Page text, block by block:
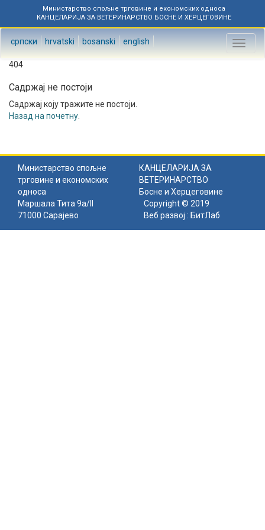
Министарство спољне трговине и економских односа
КАНЦЕЛАРИЈА ЗА ВЕТЕРИНАРСТВО БОСНЕ И ХЕРЦЕГОВИНЕ
српски hrvatski bosanski english
Toggle
404
Садржај не постоји
Садржај коју тражите не постоји.
Назад на почетну
Министарство спољне
трговине и економских
односа
КАНЦЕЛАРИЈА ЗА
ВЕТЕРИНАРСТВО
Босне и Херцеговине
Маршала Тита 9а/II
71000 Сарајево
Copyright © 2019
Веб развој : БитЛаб